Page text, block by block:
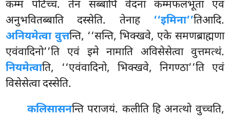
कम्मं पटिच्च. तेन सब्बापि वेदना कम्मफलभूता एव
अनुभवितब्बाति दस्सेति. तेनाह ‘‘इमिना’’तिआदि.
अनियमेत्वा वुत्तन्ति, ‘‘सन्ति, भिक्खवे, एके समणब्राह्मणा
एवंवादिनो’’ति एवं इमे नामाति अविसेसेत्वा वुत्तमत्थं.
नियमेत्वाति, ‘‘एवंवादिनो, भिक्खवे, निगण्ठा’’ति एवं
विसेसेत्वा दस्सेति.
कलिसासनन्तिपराजयं. कलीति हि अनत्थो वुच्चति,